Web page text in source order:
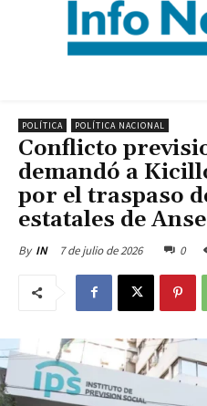
POLÍTICA POLÍTICA NACIONAL
Conflicto
demandó a
por el traspaso
estatales de
By IN 7 de julio de 2026 0